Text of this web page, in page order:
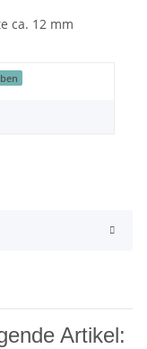
ca. 12 mm
Artikel: